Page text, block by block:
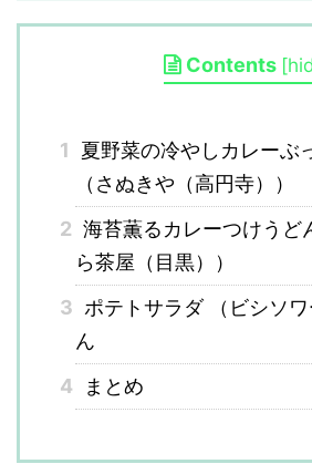
Contents [
1
夏野菜の冷やしカレーぶ
（さぬきや（高円寺））
2 海苔薫るカレーつけうど
ら茶屋（目黒））
3 ポテトサラダ （ビシソ
ん
4
まとめ